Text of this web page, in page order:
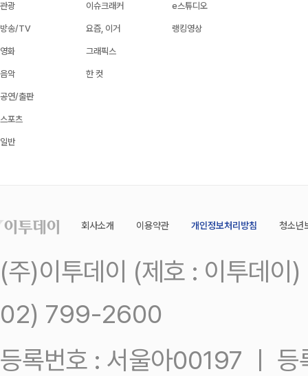
관광
방송/TV
영화
음악
공연/출판
스포츠
일반
이슈크래커
요즘, 이거
그래픽스
한 컷
e스튜디오
랭킹영상
회사소개 이용약관 개인정보처리방침 청소년
(주)이투데이 (제호 : 이투데
02) 799-2600
등록번호 : 서울아00197 ㅣ